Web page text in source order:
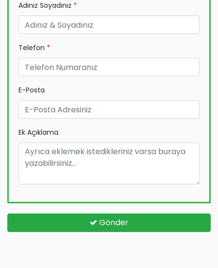
Adınız Soyadınız *
Telefon *
E-Posta
Ek Açıklama
Gönder